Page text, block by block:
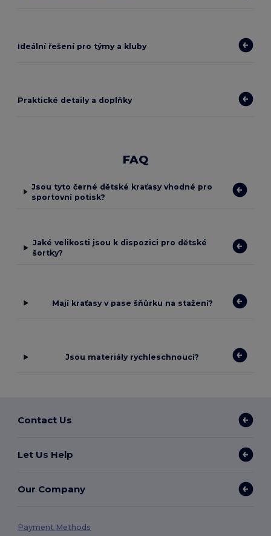
Ideální řešení pro týmy a kluby
Praktické detaily a doplňky
FAQ
Jsou tyto černé dětské kraťasy vhodné pro
sportovní potisk?
Jaké velikosti jsou k dispozici pro dětské
šortky?
Mají kraťasy v pase šňůrku na stažení?
Jsou materiály rychleschnoucí?
Contact Us
Let Us Help
Our Company
Payment Methods